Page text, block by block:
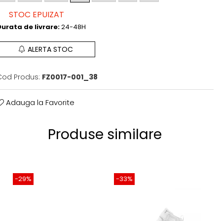
STOC EPUIZAT
de livrare:24-48H
ALERTA STOC
Produs: FZ0017-001_38
Adauga la Favorite
Produse similare
-29% -33%